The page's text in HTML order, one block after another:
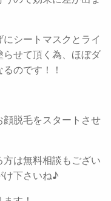
シートマスクとライ
らせて頂く為、ほぼダ
のです！！
脱毛をスタートさせ
は無料相談もござい
け下さいね♪